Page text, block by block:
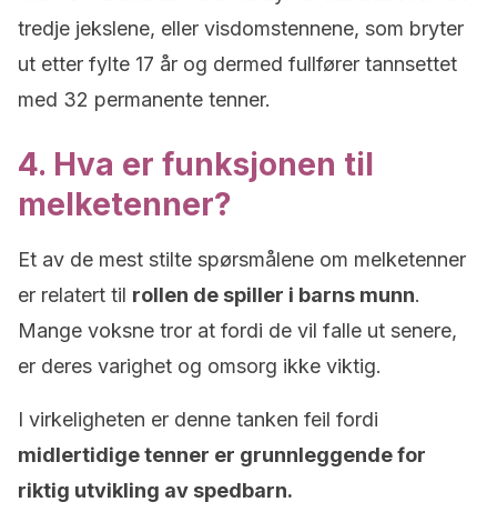
tredje jekslene, eller visdomstennene, som bryter
ut etter fylte 17 år og dermed fullfører tannsettet
med 32 permanente tenner.
4. Hva er funksjonen til
melketenner?
Et av de mest stilte spørsmålene om melketenner
er relatert til rollen de spiller i barns munn.
Mange voksne tror at fordi de vil falle ut senere,
er deres varighet og omsorg ikke viktig.
I virkeligheten er denne tanken feil fordi
midlertidige tenner er grunnleggende for
riktig utvikling av spedbarn.